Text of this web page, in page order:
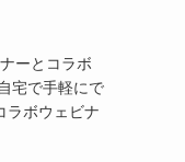
ーとコラボ
宅で手軽にで
ラボウェビナ